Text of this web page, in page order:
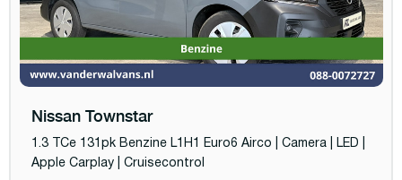
Nissan Townstar
1.3 TCe 131pk Benzine L1H1 Euro6 Airco | Camera | LED |
Apple Carplay | Cruisecontrol